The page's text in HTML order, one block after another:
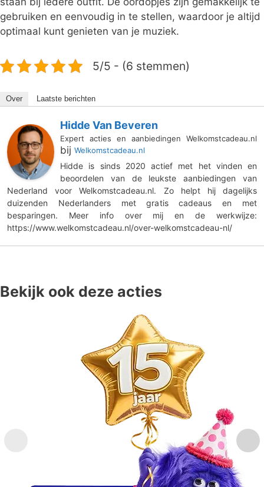
gebruiken en eenvoudig in te stellen, waardoor je altijd
optimaal kunt genieten van je muziek.
5/5 - (6 stemmen)
Over Laatste berichten
Hidde Van Beveren
Expert acties en aanbiedingen Welkomstcadeau.nl
bij Welkomstcadeau.nl
Hidde is sinds 2020 actief met het vinden en
beoordelen van de leukste aanbiedingen van
Nederland voor Welkomstcadeau.nl. Zo helpt hij dagelijks
duizenden Nederlanders met gratis cadeaus en met
besparingen. Meer info over mij en de werkwijze:
https://www.welkomstcadeau.nl/over-welkomstcadeau-nl/
Bekijk ook deze acties